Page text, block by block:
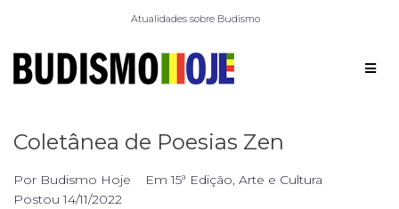
Atualidades sobre Budismo
Coletânea de Poesias Zen
Por Budismo Hoje Em15ª Edição, Arte e Cultura
Postou14/11/2022